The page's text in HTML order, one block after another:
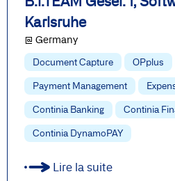
Karlsruhe
@ Germany
Document Capture OPplus
Payment Management
Continia Banking Continia
Continia DynamoPAY
Lire la suite